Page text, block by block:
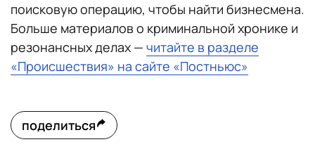
поисковую операцию, чтобы найти бизнесмена.
Больше материалов о криминальной хронике и
резонансных делах — читайте в разделе
«Происшествия» на сайте «Постньюс»
поделиться